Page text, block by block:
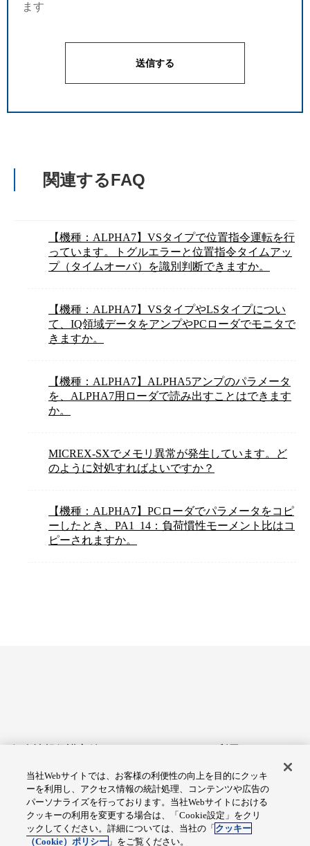
ます
関連するFAQ
【機種：ALPHA7】VSタイプで位置指令運転を行
っています。トグルエラーと位置指令タイムアッ
プ（タイムオーバ）を識別判断できますか。
【機種：ALPHA7】VSタイプやLSタイプについ
て、IQ領域データをアンプやPCローダでモニタで
きますか。
【機種：ALPHA7】ALPHA5アンプのパラメータ
を、ALPHA7用ローダで読み出すことはできます
か。
MICREX-SXでメモリ異常が発生しています。ど
のように対処すればよいですか？
【機種：ALPHA7】PCローダでパラメータをコピ
ーしたとき、PA1_14：負荷慣性モーメント比はコ
ピーされますか。
アクセシビリティへの対応
Cookie設定
総合サイトマップ
当社Webサイトでは、お客様の利便性の向上を目的にクッキ
ーを利用し、アクセス情報の統計処理、コンテンツや広告の
パーソナライズを行っております。当社Webサイトにおける
クッキーの利用を変更する場合は、「Cookie設定」をクリ
ックしてください。詳細については、当社の「 クッキー
（Cookie）ポリシー 」をご覧ください。